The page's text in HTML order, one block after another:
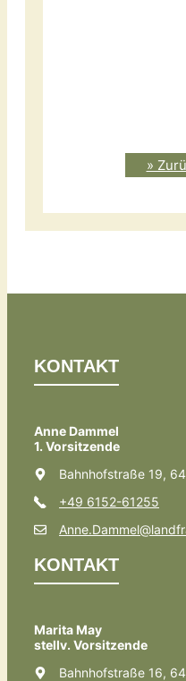
»
KONTAKT
Anne Dammel
1. Vorsitzende
Bahnhofstraße 19,
+49 6152-61255
KONTAKT
Marita May
stellv. Vorsitzende
Bahnhofstraße 16,